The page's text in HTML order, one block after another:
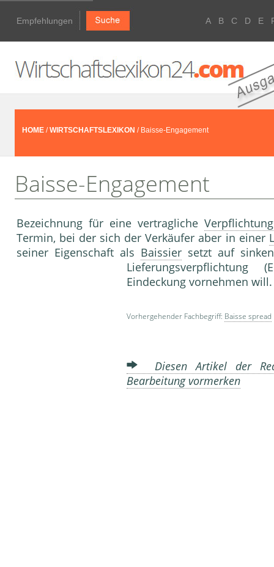
Empfehlungen A B C D E
HOME /WIRTSCHAFTSLEXIKON / Baisse-Engagement
Baisse-Engagement
Bezeichnung für eine vertragliche Verpflichtung
Termin, bei der sich der Verkäufer aber in einer
seiner Eigenschaft als Baissier setzt auf
Lieferungsverpflichtung
Eindeckung vornehmen
Vorhergehender Fachbegriff: Baisse spread
Diesen Artikel der
Bearbeitung vormerken